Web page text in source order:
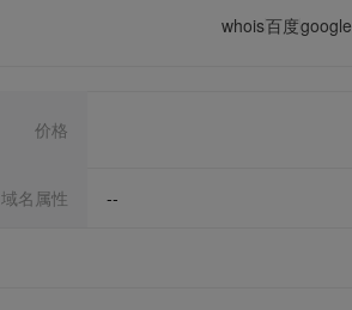
whois百度google
价格
域名属性 --